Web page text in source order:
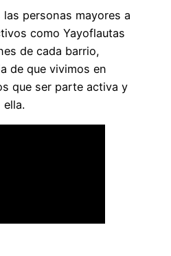
personas mayores a
como Yayoflautas
de cada barrio,
de que vivimos en
que ser parte activa y